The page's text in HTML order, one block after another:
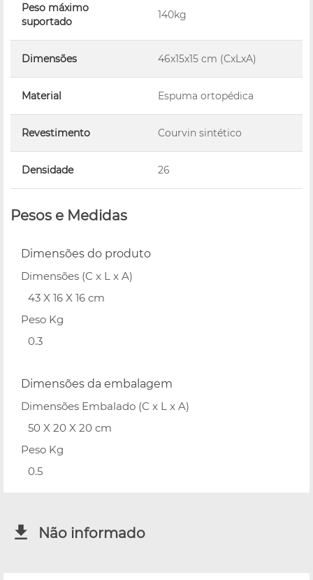
Peso máximo
suportado
140kg
Dimensões 46x15x15 cm (CxLxA)
Material Espuma ortopédica
Revestimento Courvin sintético
Densidade 26
Pesos e Medidas
Dimensões do produto
Dimensões (C x L x A)
43 X 16 X 16 cm
Peso Kg
0.3
Dimensões da embalagem
Dimensões Embalado (C x L x A)
50 X 20 X 20 cm
Peso Kg
0.5
Não informado